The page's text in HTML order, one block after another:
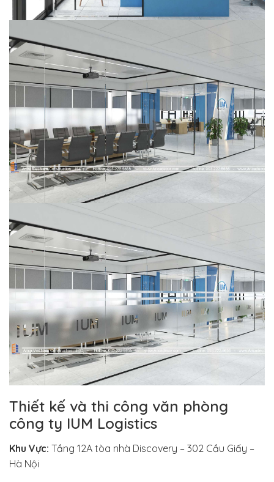
Thiết kế và thi công văn phòng
công ty IUM Logistics
Khu Vực: Tầng 12A tòa nhà Discovery – 302 Cầu Giấy –
Hà Nội